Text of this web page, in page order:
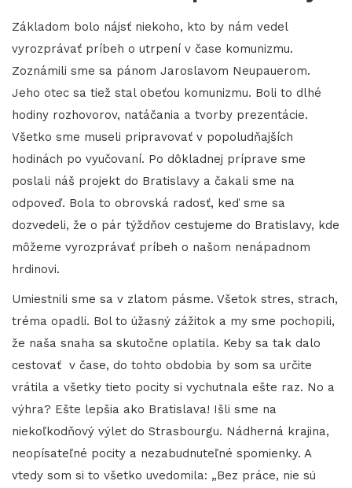
Základom bolo nájsť niekoho, kto by nám vedel
vyrozprávať príbeh o utrpení v čase komunizmu.
Zoznámili sme sa pánom Jaroslavom Neupauerom.
Jeho otec sa tiež stal obeťou komunizmu. Boli to dlhé
hodiny rozhovorov, natáčania a tvorby prezentácie.
Všetko sme museli pripravovať v popoludňajších
hodinách po vyučovaní. Po dôkladnej príprave sme
poslali náš projekt do Bratislavy a čakali sme na
odpoveď. Bola to obrovská radosť, keď sme sa
dozvedeli, že o pár týždňov cestujeme do Bratislavy, kde
môžeme vyrozprávať príbeh o našom nenápadnom
hrdinovi.
Umiestnili sme sa v zlatom pásme. Všetok stres, strach,
tréma opadli. Bol to úžasný zážitok a my sme pochopili,
že naša snaha sa skutočne oplatila. Keby sa tak dalo
cestovať v čase, do tohto obdobia by som sa určite
vrátila a všetky tieto pocity si vychutnala ešte raz. No a
výhra? Ešte lepšia ako Bratislava! Išli sme na
niekoľkodňový výlet do Strasbourgu. Nádherná krajina,
neopísateľné pocity a nezabudnuteľné spomienky. A
vtedy som si to všetko uvedomila: „Bez práce, nie sú